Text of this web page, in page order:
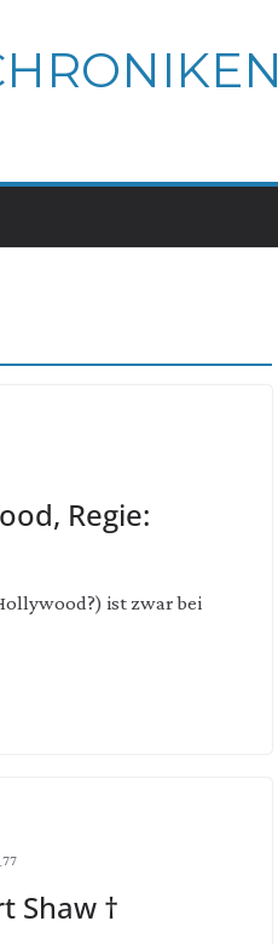
Regie:
ist zwar bei
Shaw †